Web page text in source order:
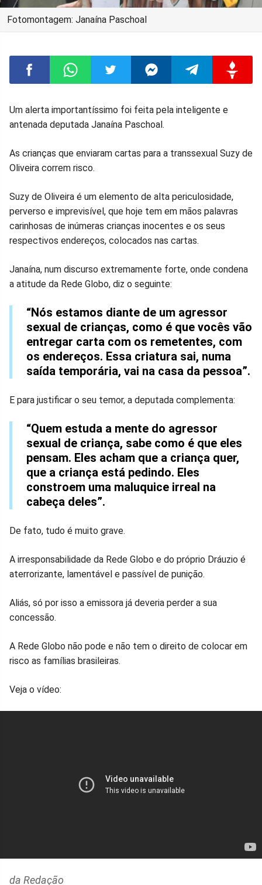
Fotomontagem: Janaína Paschoal
Compartilhar
Facebook
Compartilhar
Whatsapp
Compartilhar
Twitter
CompartilharCompartilhar
Um alerta importantíssimo foi feita pela inteligente e
antenada deputada Janaína Paschoal.
As crianças que enviaram cartas para a transsexual Suzy de
Oliveira correm risco.
Suzy de Oliveira é um elemento de alta periculosidade,
perverso e imprevisível, que hoje tem em mãos palavras
carinhosas de inúmeras crianças inocentes e os seus
respectivos endereços, colocados nas cartas.
Janaína, num discurso extremamente forte, onde condena
a atitude da Rede Globo, diz o seguinte:
“Nós estamos diante de um agressor
sexual de crianças, como é que vocês vão
entregar carta com os remetentes, com
os endereços. Essa criatura sai, numa
saída temporária, vai na casa da pessoa”.
E para justificar o seu temor, a deputada complementa:
“Quem estuda a mente do agressor
sexual de criança, sabe como é que eles
pensam. Eles acham que a criança quer,
que a criança está pedindo. Eles
constroem uma maluquice irreal na
cabeça deles”.
De fato, tudo é muito grave.
A irresponsabilidade da Rede Globo e do próprio Dráuzio é
aterrorizante, lamentável e passível de punição.
Aliás, só por isso a emissora já deveria perder a sua
concessão.
A Rede Globo não pode e não tem o direito de colocar em
risco as famílias brasileiras.
Veja o vídeo:
da Redação